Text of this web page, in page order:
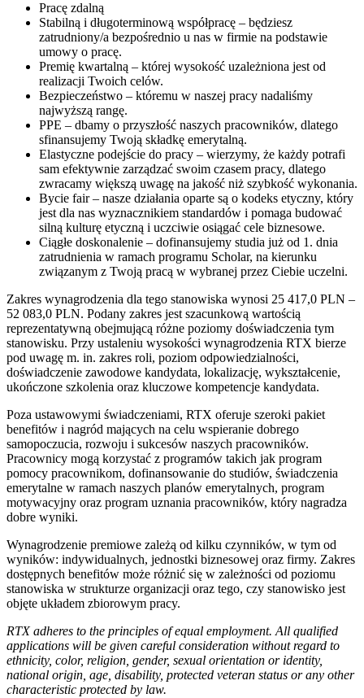
Pracę zdalną
Stabilną i długoterminową współpracę – będziesz
zatrudniony/a bezpośrednio u nas w firmie na podstawie
umowy o pracę.
Premię kwartalną – której wysokość uzależniona jest od
realizacji Twoich celów.
Bezpieczeństwo – któremu w naszej pracy nadaliśmy
najwyższą rangę.
PPE – dbamy o przyszłość naszych pracowników, dlatego
sfinansujemy Twoją składkę emerytalną.
Elastyczne podejście do pracy – wierzymy, że każdy potrafi
sam efektywnie zarządzać swoim czasem pracy, dlatego
zwracamy większą uwagę na jakość niż szybkość wykonania.
Bycie fair – nasze działania oparte są o kodeks etyczny, który
jest dla nas wyznacznikiem standardów i pomaga budować
silną kulturę etyczną i uczciwie osiągać cele biznesowe.
Ciągłe doskonalenie – dofinansujemy studia już od 1. dnia
zatrudnienia w ramach programu Scholar, na kierunku
związanym z Twoją pracą w wybranej przez Ciebie uczelni.
Zakres wynagrodzenia dla tego stanowiska wynosi 25 417,0 PLN –
52 083,0 PLN. Podany zakres jest szacunkową wartością
reprezentatywną obejmującą różne poziomy doświadczenia tym
stanowisku. Przy ustaleniu wysokości wynagrodzenia RTX bierze
pod uwagę m. in. zakres roli, poziom odpowiedzialności,
doświadczenie zawodowe kandydata, lokalizację, wykształcenie,
ukończone szkolenia oraz kluczowe kompetencje kandydata.
Poza ustawowymi świadczeniami, RTX oferuje szeroki pakiet
benefitów i nagród mających na celu wspieranie dobrego
samopoczucia, rozwoju i sukcesów naszych pracowników.
Pracownicy mogą korzystać z programów takich jak program
pomocy pracownikom, dofinansowanie do studiów, świadczenia
emerytalne w ramach naszych planów emerytalnych, program
motywacyjny oraz program uznania pracowników, który nagradza
dobre wyniki.
Wynagrodzenie premiowe zależą od kilku czynników, w tym od
wyników: indywidualnych, jednostki biznesowej oraz firmy. Zakres
dostępnych benefitów może różnić się w zależności od poziomu
stanowiska w strukturze organizacji oraz tego, czy stanowisko jest
objęte układem zbiorowym pracy.
RTX adheres to the principles of equal employment. All qualified
applications will be given careful consideration without regard to
ethnicity, color, religion, gender, sexual orientation or identity,
national origin, age, disability, protected veteran status or any other
characteristic protected by law.